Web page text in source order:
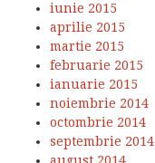
iunie 2015
aprilie 2015
martie 2015
februarie 2015
ianuarie 2015
noiembrie 2014
octombrie 2014
septembrie 2014